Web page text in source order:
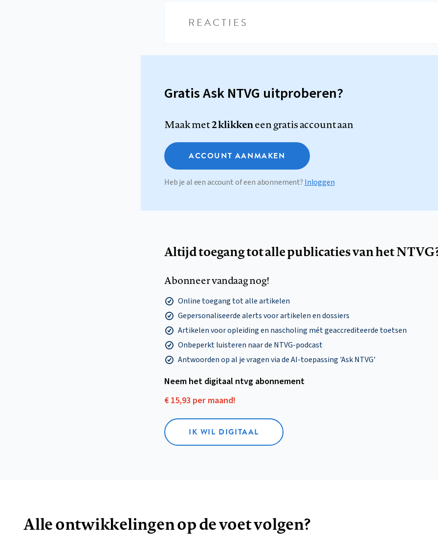
REACTIES
Gratis Ask NTVG uitproberen?
Maak met2 klikkeneen gratis account aan
ACCOUNT AANMAKEN
Heb je al een account of een abonnement? Inloggen
Altijd toegang tot alle publicaties van het
Abonneer vandaag nog!
Online toegang tot alle artikelen
Gepersonaliseerde alerts voor artikelen en dossiers
Artikelen voor opleiding en nascholing mét geaccrediteerde toetsen
Onbeperkt luisteren naar de NTVG-podcast
Antwoorden op al je vragen via de AI-toepassing 'Ask NTVG'
Neem het digitaal ntvg abonnement
€ 15,93 per maand!
IK WIL DIGITAAL
Alle ontwikkelingen op de voet volgen?